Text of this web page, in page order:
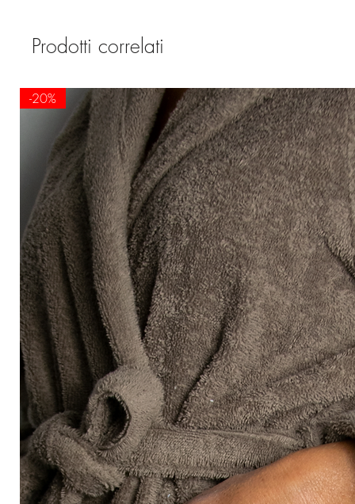
Prodotti correlati
-20%